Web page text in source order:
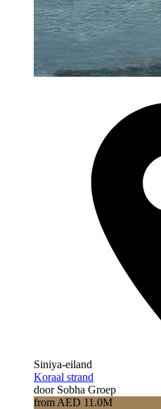
Siniya-eiland
Koraal strand
door Sobha Groep
from AED 11.0M